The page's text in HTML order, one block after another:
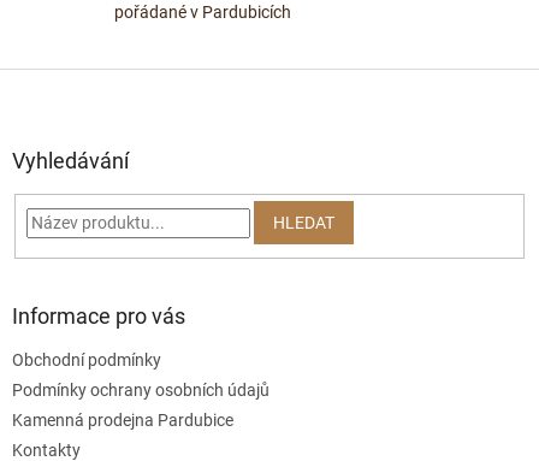
pořádané v Pardubicích
Vyhledávání
HLEDAT
Informace pro vás
Obchodní podmínky
Podmínky ochrany osobních údajů
Kamenná prodejna Pardubice
Kontakty